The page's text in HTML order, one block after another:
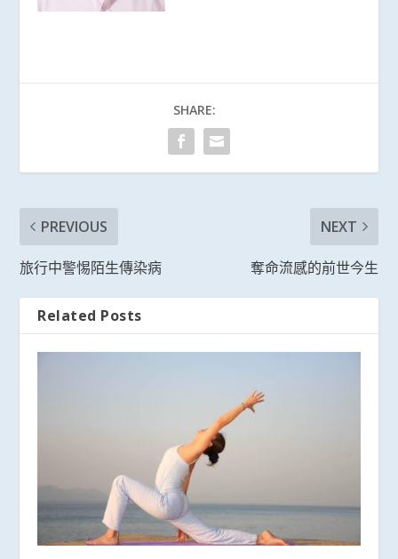
SHARE:
PREVIOUS
旅行中警惕陌生傳染病
NEXT
奪命流感的前世今生
Related Posts